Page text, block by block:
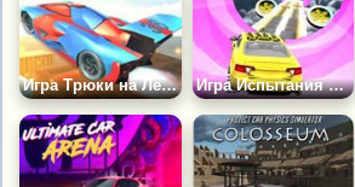
Игра Трюки на Летающих Машинах 3Д Игра Испытания Машин в Небесах